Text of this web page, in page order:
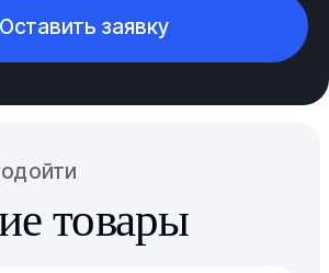
Оставить заявку
товары